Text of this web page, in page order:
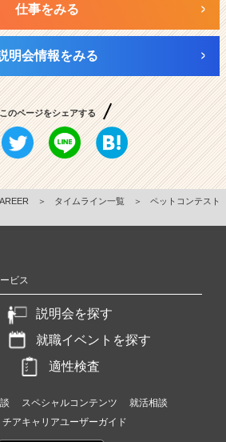
仕事をみる
明会情報をみる
このページをシェアする
＞ タイムライン一覧 ＞
ペットコンテスト
ビス
説明会を探す
就職イベントを探す
適性検査
スペシャルコンテンツ
就活相談
チアキャリアユーザーガイド